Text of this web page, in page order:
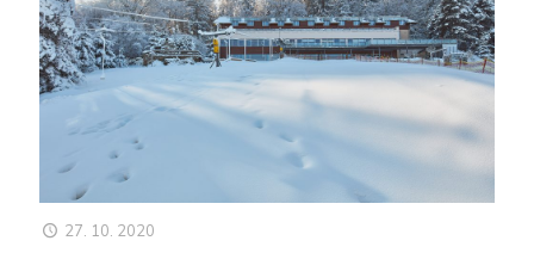
27. 10. 2020